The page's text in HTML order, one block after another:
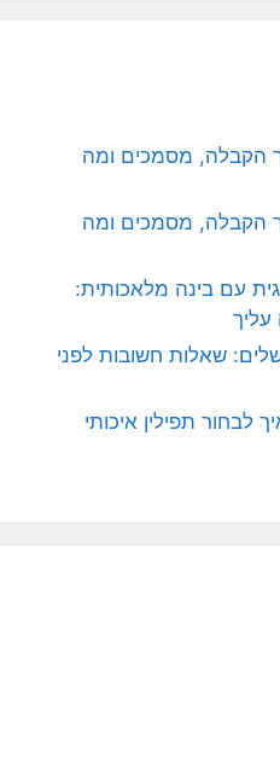
הקבלה, מסמכים ומה
הקבלה, מסמכים ומה
עם בינה מלאכותית:
שאלות חשובות לפני
לבחור תפילין איכותי